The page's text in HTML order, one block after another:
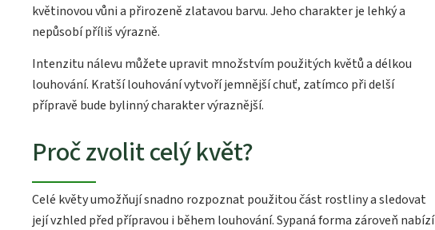
květinovou vůni a přirozeně zlatavou barvu. Jeho charakter je lehký a
nepůsobí příliš výrazně.
Intenzitu nálevu můžete upravit množstvím použitých květů a délkou
louhování. Kratší louhování vytvoří jemnější chuť, zatímco při delší
přípravě bude bylinný charakter výraznější.
Proč zvolit celý květ?
Celé květy umožňují snadno rozpoznat použitou část rostliny a sledovat
její vzhled před přípravou i během louhování. Sypaná forma zároveň nabízí